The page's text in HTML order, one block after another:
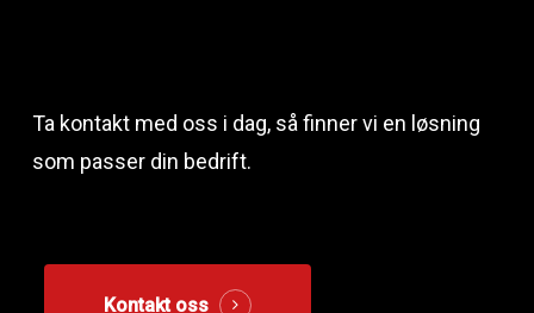
Ta kontakt med oss i dag, så finner vi en løsning
som passer din bedrift.
Kontakt oss